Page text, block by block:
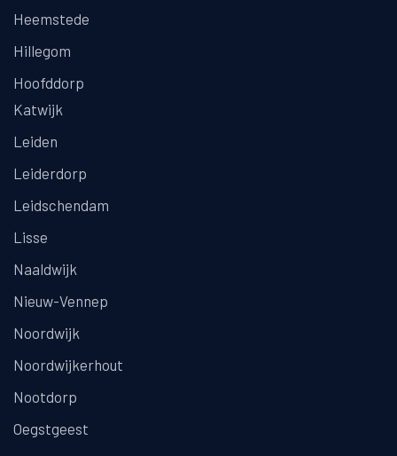
Heemstede
Hillegom
Hoofddorp
Katwijk
Leiden
Leiderdorp
Leidschendam
Lisse
Naaldwijk
Nieuw-Vennep
Noordwijk
Noordwijkerhout
Nootdorp
Oegstgeest